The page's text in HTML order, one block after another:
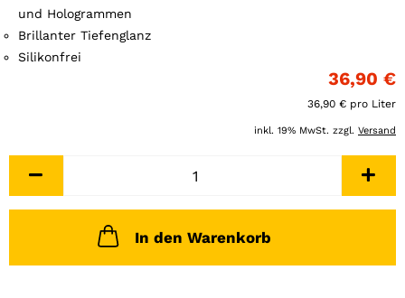
und Hologrammen
Brillanter Tiefenglanz
Silikonfrei
36,90 €
36,90 € pro Liter
inkl. 19% MwSt. zzgl. Versand
In den Warenkorb